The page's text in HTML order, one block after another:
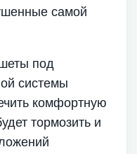
самой
под
системы
комфортную
тормозить и